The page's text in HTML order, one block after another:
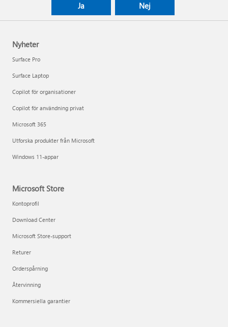
Ja Nej
Nyheter
Surface Pro
Surface Laptop
Copilot för organisationer
Copilot för användning privat
Microsoft 365
Utforska produkter från Microsoft
Windows 11-appar
Microsoft Store
Kontoprofil
Download Center
Microsoft Store-support
Returer
Orderspårning
Återvinning
Kommersiella garantier